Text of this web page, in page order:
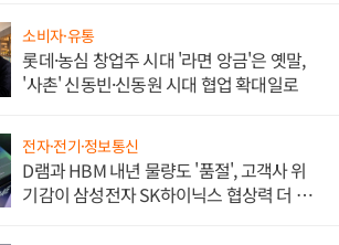
소비자·유통
롯데·농심 창업주 시대 '라면 앙금'은 옛말,
'사촌' 신동빈·신동원 시대 협업 확대일로
전자·전기·정보통신
D램과 HBM 내년 물량도 '품절', 고객사 위
기감이 삼성전자 SK하이닉스 협상력 더 키